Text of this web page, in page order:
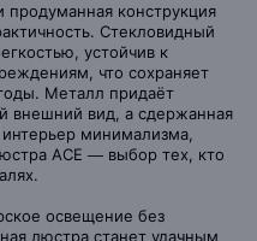
конструкция
Стекловидный
устойчив к
что сохраняет
Металл придаёт
внешний вид, а сдержанная
минимализма,
ACE — выбор тех, кто
освещение без
люстра станет удачным